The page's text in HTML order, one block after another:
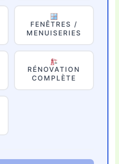
FENÊTRES /
MENUISERIES
RÉNOVATION
COMPLÈTE